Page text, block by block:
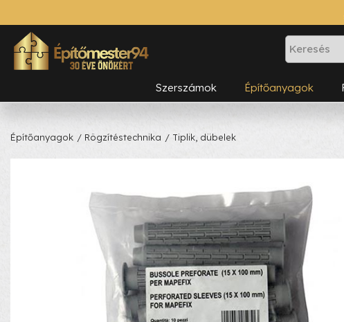
Szerszámok Építőanyagok
Építőanyagok / Rögzítéstechnika / Tiplik, dübelek